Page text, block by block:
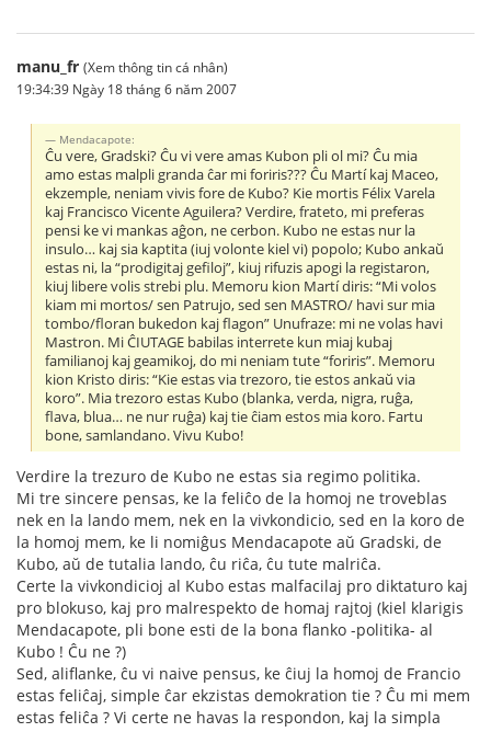
manu_fr (Xem thông tin cá nhân)
19:34:39 Ngày 18 tháng 6 năm 2007
Mendacapote:
Ĉu vere, Gradski? Ĉu vi vere amas Kubon pli ol mi? Ĉu mia
amo estas malpli granda ĉar mi foriris??? Ĉu Martí kaj Maceo,
ekzemple, neniam vivis fore de Kubo? Kie mortis Félix Varela
kaj Francisco Vicente Aguilera? Verdire, frateto, mi preferas
pensi ke vi mankas aĝon, ne cerbon. Kubo ne estas nur la
insulo… kaj sia kaptita (iuj volonte kiel vi) popolo; Kubo ankaŭ
estas ni, la “prodigitaj gefiloj”, kiuj rifuzis apogi la registaron,
kiuj libere volis strebi plu. Memoru kion Martí diris: “Mi volos
kiam mi mortos/ sen Patrujo, sed sen MASTRO/ havi sur mia
tombo/floran bukedon kaj flagon” Unufraze: mi ne volas havi
Mastron. Mi ĈIUTAGE babilas interrete kun miaj kubaj
familianoj kaj geamikoj, do mi neniam tute “foriris”. Memoru
kion Kristo diris: “Kie estas via trezoro, tie estos ankaŭ via
koro”. Mia trezoro estas Kubo (blanka, verda, nigra, ruĝa,
flava, blua… ne nur ruĝa) kaj tie ĉiam estos mia koro. Fartu
bone, samlandano. Vivu Kubo!
Verdire la trezuro de Kubo ne estas sia regimo politika.
Mi tre sincere pensas, ke la feliĉo de la homoj ne troveblas
nek en la lando mem, nek en la vivkondicio, sed en la koro de
la homoj mem, ke li nomiĝus Mendacapote aŭ Gradski, de
Kubo, aŭ de tutalia lando, ĉu riĉa, ĉu tute malriĉa.
Certe la vivkondicioj al Kubo estas malfacilaj pro diktaturo kaj
pro blokuso, kaj pro malrespekto de homaj rajtoj (kiel klarigis
Mendacapote, pli bone esti de la bona flanko -politika- al
Kubo ! Ĉu ne ?)
Sed, aliflanke, ĉu vi naive pensus, ke ĉiuj la homoj de Francio
estas feliĉaj, simple ĉar ekzistas demokration tie ? Ĉu mi mem
estas feliĉa ? Vi certe ne havas la respondon, kaj la simpla